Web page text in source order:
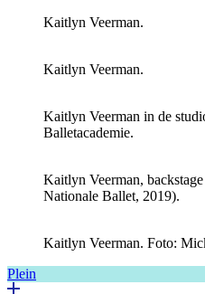
Kaitlyn Veerman.
Kaitlyn Veerman.
Kaitlyn Veerman in de
Balletacademie.
Kaitlyn Veerman,
Nationale Ballet, 2019).
Kaitlyn Veerman. Foto:
Plein